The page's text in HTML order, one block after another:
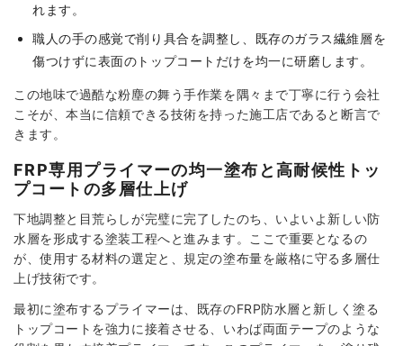
れます。
職人の手の感覚で削り具合を調整し、既存のガラス繊維層を
傷つけずに表面のトップコートだけを均一に研磨します。
この地味で過酷な粉塵の舞う手作業を隅々まで丁寧に行う会社
こそが、本当に信頼できる技術を持った施工店であると断言で
きます。
FRP専用プライマーの均一塗布と高耐候性トッ
プコートの多層仕上げ
下地調整と目荒らしが完璧に完了したのち、いよいよ新しい防
水層を形成する塗装工程へと進みます。ここで重要となるの
が、使用する材料の選定と、規定の塗布量を厳格に守る多層仕
上げ技術です。
最初に塗布するプライマーは、既存のFRP防水層と新しく塗る
トップコートを強力に接着させる、いわば両面テープのような